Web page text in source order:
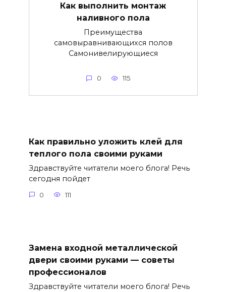
Как выполнить монтаж
наливного пола
Преимущества
самовыравнивающихся полов
Самонивелирующиеся
0 115
Как правильно уложить клей для
теплого пола своими руками
Здравствуйте читатели моего блога! Речь
сегодня пойдет
0 111
Замена входной металлической
двери своими руками — советы
профессионалов
Здравствуйте читатели моего блога! Речь